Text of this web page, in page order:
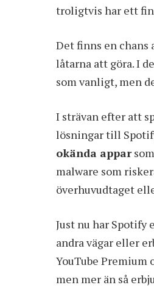
troligtvis har ett
Det finns en chans
låtarna att göra. I
som vanligt, men
I strävan efter att
lösningar till
okända appar
malware som
överhuvudtaget
Just nu har Spotify
andra vägar eller
YouTube Premium
men mer än så